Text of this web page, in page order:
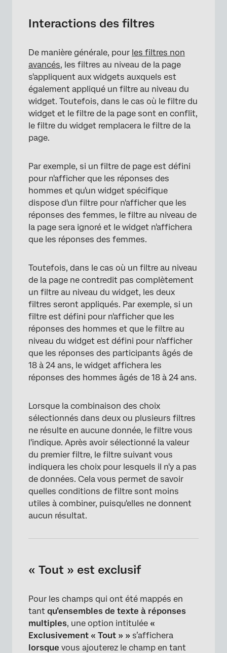
×
×
×
Interactions des filtres
De manière générale, pour les filtres non
avancés, les filtres au niveau de la page
s'appliquent aux widgets auxquels est
également appliqué un filtre au niveau du
widget. Toutefois, dans le cas où le filtre du
widget et le filtre de la page sont en conflit,
le filtre du widget remplacera le filtre de la
page.
Par exemple, si un filtre de page est défini
pour n'afficher que les réponses des
hommes et qu'un widget spécifique
dispose d'un filtre pour n'afficher que les
réponses des femmes, le filtre au niveau de
la page sera ignoré et le widget n'affichera
que les réponses des femmes.
Toutefois, dans le cas où un filtre au niveau
de la page ne contredit pas complètement
un filtre au niveau du widget, les deux
filtres seront appliqués. Par exemple, si un
filtre est défini pour n'afficher que les
réponses des hommes et que le filtre au
niveau du widget est défini pour n'afficher
que les réponses des participants âgés de
18 à 24 ans, le widget affichera les
réponses des hommes âgés de 18 à 24 ans.
Lorsque la combinaison des choix
sélectionnés dans deux ou plusieurs filtres
ne résulte en aucune donnée, le filtre vous
l'indique. Après avoir sélectionné la valeur
du premier filtre, le filtre suivant vous
indiquera les choix pour lesquels il n'y a pas
de données. Cela vous permet de savoir
quelles conditions de filtre sont moins
utiles à combiner, puisqu'elles ne donnent
aucun résultat.
« Tout » est exclusif
Pour les champs qui ont été mappés en
tant qu’ensembles de texte à réponses
multiples, une option intitulée «
Exclusivement « Tout » » s’affichera
lorsque vous ajouterez le champ en tant